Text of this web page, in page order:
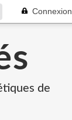
Connexion
de